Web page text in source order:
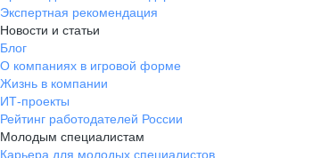
Экспертная рекомендация
Новости и статьи
Блог
О компаниях в игровой форме
Жизнь в компании
ИТ-проекты
Рейтинг работодателей России
Молодым специалистам
Карьера для молодых специалистов